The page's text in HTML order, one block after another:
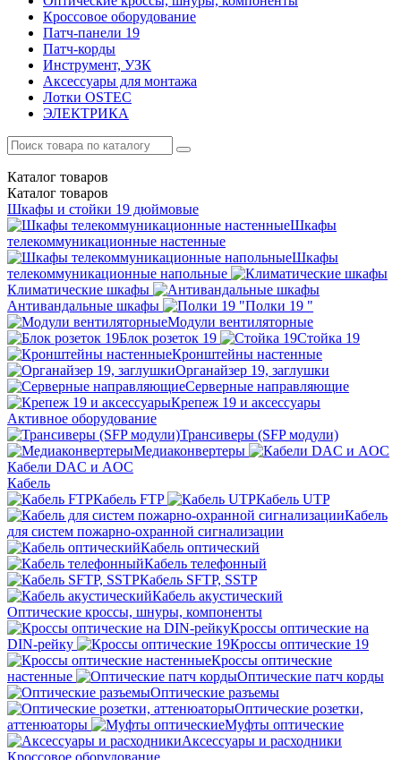
Кроссовое оборудование
Патч-панели 19
Патч-корды
Инструмент, УЗК
Аксессуары для монтажа
Лотки OSTEC
ЭЛЕКТРИКА
Каталог товаров
Каталог товаров
Шкафы и стойки 19 дюймовые
Шкафы
телекоммуникационные настенные
Шкафы
телекоммуникационные напольные
Климатические шкафы
Антивандальные шкафы
Полки 19 "
Модули вентиляторные
Блок розеток 19
Стойка 19
Кронштейны настенные
Органайзер 19, заглушки
Серверные направляющие
Крепеж 19 и аксессуары
Активное оборудование
Трансиверы (SFP модули)
Медиаконвертеры
Кабели DAC и AOC
Кабель
Кабель FTP
Кабель UTP
Кабель
для систем пожарно-охранной сигнализации
Кабель оптический
Кабель телефонный
Кабель SFTP, SSTP
Кабель акустический
Оптические кроссы, шнуры, компоненты
Кроссы оптические на
DIN-рейку
Кроссы оптические 19
Кроссы оптические
настенные
Оптические патч корды
Оптические разъемы
Оптические розетки,
аттенюаторы
Муфты оптические
Аксессуары и расходники
Кроссовое оборудование